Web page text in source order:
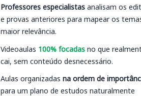
Professores especialistas analisam os
e provas anteriores para mapear os
maior relevância.
Videoaulas 100% focadas no que
cai, sem conteúdo desnecessário.
Aulas organizadas na ordem de
para um plano de estudos naturalmente